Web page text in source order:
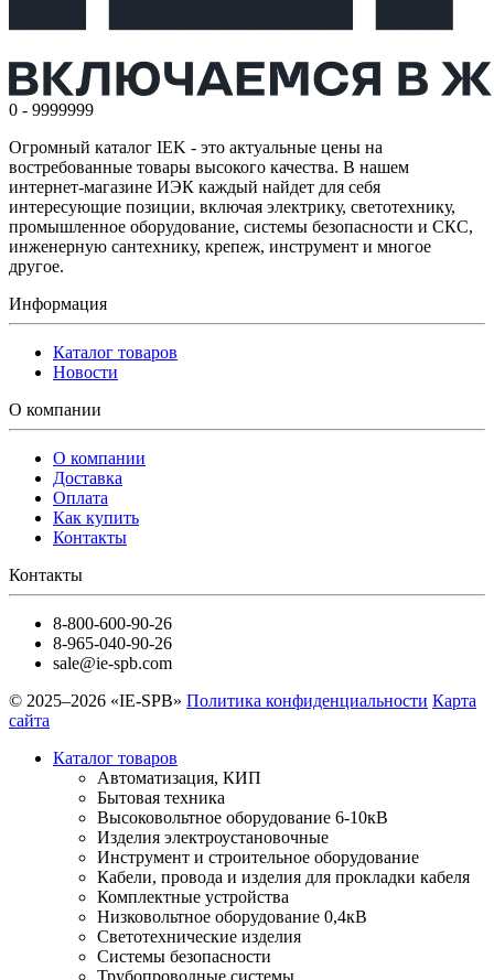
0 - 9999999
Огромный каталог IEK - это актуальные цены на
востребованные товары высокого качества. В нашем
интернет-магазине ИЭК каждый найдет для себя
интересующие позиции, включая электрику, светотехнику,
промышленное оборудование, системы безопасности и СКС,
инженерную сантехнику, крепеж, инструмент и многое
другое.
Информация
Каталог товаров
Новости
О компании
О компании
Доставка
Оплата
Как купить
Контакты
Контакты
8-800-600-90-26
8-965-040-90-26
sale@ie-spb.com
© 2025–2026 «IE-SPB» Политика конфиденциальности Карта
сайта
Каталог товаров
Автоматизация, КИП
Бытовая техника
Высоковольтное оборудование 6-10кВ
Изделия электроустановочные
Инструмент и строительное оборудование
Кабели, провода и изделия для прокладки кабеля
Комплектные устройства
Низковольтное оборудование 0,4кВ
Светотехнические изделия
Системы безопасности
Трубопроводные системы